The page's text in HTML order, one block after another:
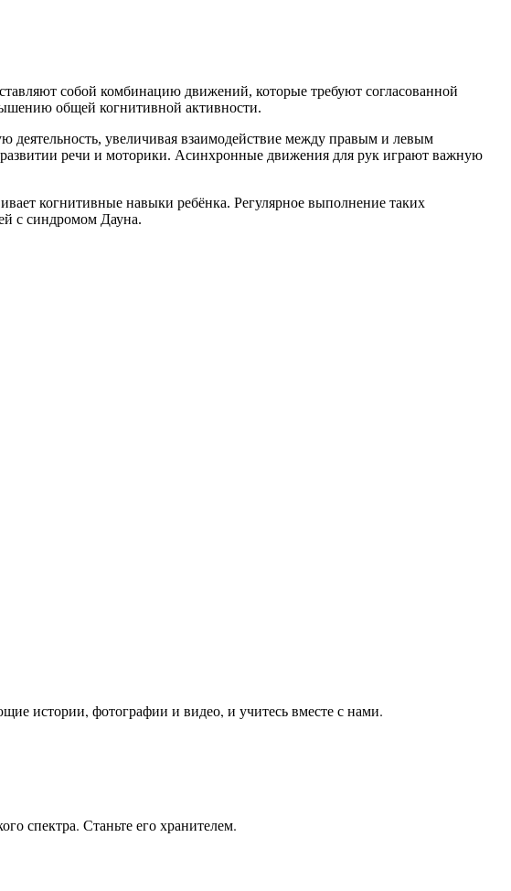
собой комбинацию движений, которые требуют согласованной
общей когнитивной активности.
деятельность, увеличивая взаимодействие между правым и левым
речи и моторики. Асинхронные движения для рук играют важную
когнитивные навыки ребёнка. Регулярное выполнение таких
с синдромом Дауна.
истории, фотографии и видео, и учитесь вместе с нами.
спектра. Станьте его хранителем.